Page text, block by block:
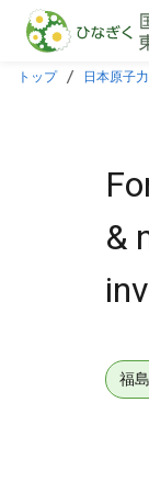
本文に飛ぶ
トップ 日本原子
&
福